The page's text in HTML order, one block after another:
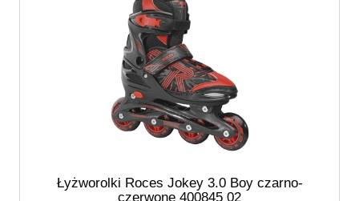
Łyżworolki Roces Jokey 3.0 Boy czarno-
czerwone 400845 02